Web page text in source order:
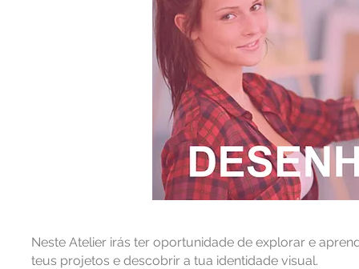
Neste Atelier irás ter oportunidade de explorar e
teus projetos e descobrir a tua identidade visual.